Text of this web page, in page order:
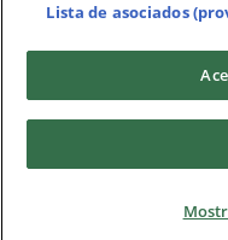
Copyright © Tiendeo ®
Términos y condiciones
Lista de asociados